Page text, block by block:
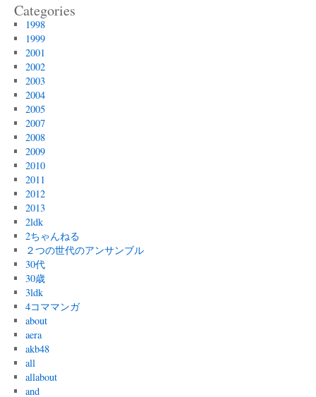
Categories
1998
1999
2001
2002
2003
2004
2005
2007
2008
2009
2010
2011
2012
2013
2ldk
2ちゃんねる
２つの世代のアンサンブル
30代
30歳
3ldk
4コママンガ
about
aera
akb48
all
allabout
and